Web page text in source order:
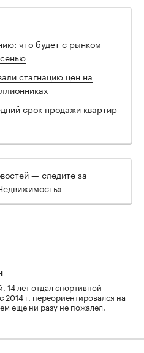
что будет с рынком
стагнацию цен на
срок продажи квартир
— следите за
14 лет отдал спортивной
2014 г. переориентировался на
еще ни разу не пожалел.